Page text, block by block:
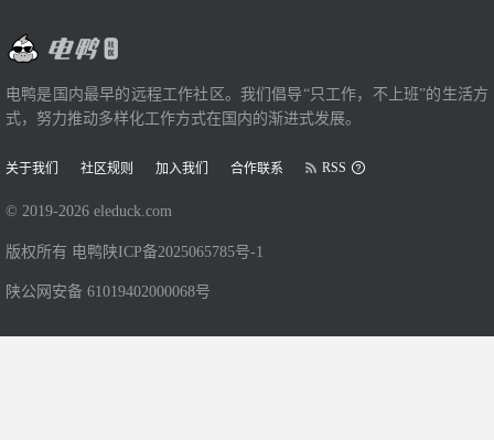
电鸭是国内最早的远程工作社区。我们倡导“只工作，不上班”的生活方
式，努力推动多样化工作方式在国内的渐进式发展。
关于我们 社区规则 加入我们 合作联系 RSS
© 2019-2026 eleduck.com
版权所有 电鸭 陕ICP备2025065785号-1
陕公网安备 61019402000068号